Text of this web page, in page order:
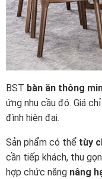
BST bàn ăn thông
ứng nhu cầu đó. Giá
đình hiện đại.
Sản phẩm có thể tùy
cần tiếp khách, thu
hợp chức năng nâng